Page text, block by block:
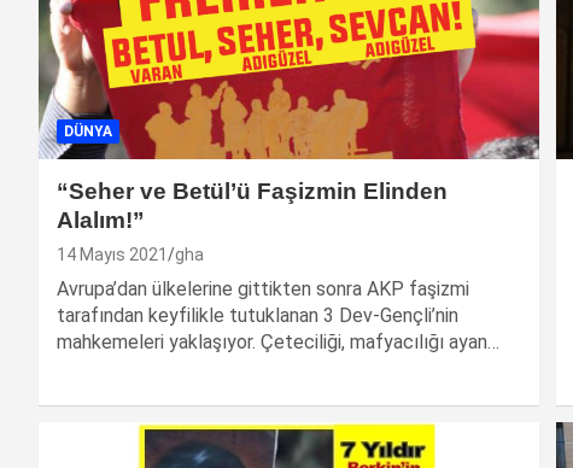
DÜNYA
“Seher ve Betül’ü Faşizmin Elinden
Alalım!”
14 Mayıs 2021 gha
Avrupa’dan ülkelerine gittikten sonra AKP faşizmi
tarafından keyfilikle tutuklanan 3 Dev-Gençli’nin
mahkemeleri yaklaşıyor. Çeteciliği, mafyacılığı ayan…